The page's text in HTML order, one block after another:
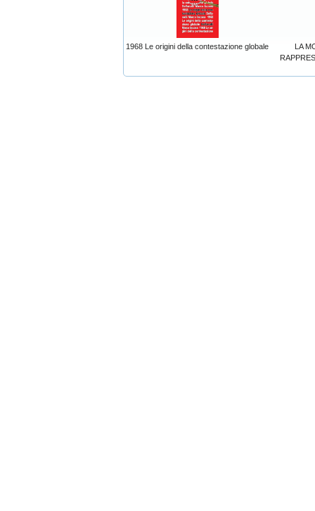
1968 Le origini della contestazione globale
LA